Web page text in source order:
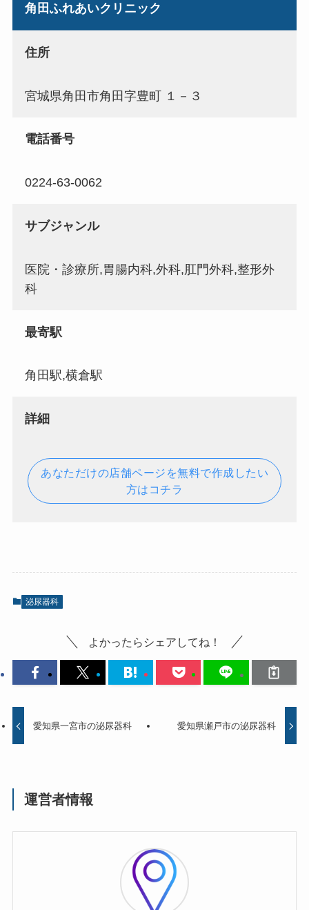
角田ふれあいクリニック
住所
宮城県角田市角田字豊町 １－３
電話番号
0224-63-0062
サブジャンル
医院・診療所,胃腸内科,外科,肛門外科,整形外
科
最寄駅
角田駅,横倉駅
詳細
あなただけの店舗ページを無料で作成したい
方はコチラ
泌尿器科
よかったらシェアしてね！
愛知県一宮市の泌尿器科 愛知県瀬戸市の泌尿器科
運営者情報